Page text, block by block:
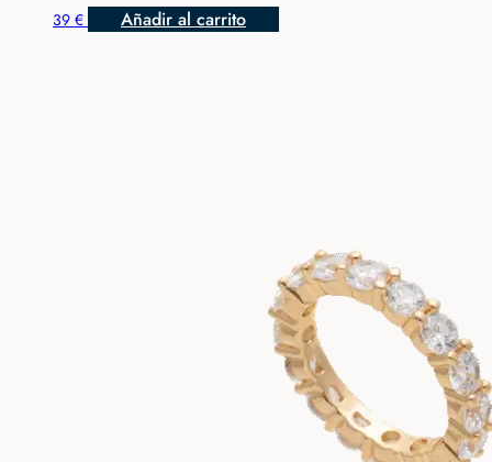
39 € Añadir al carrito